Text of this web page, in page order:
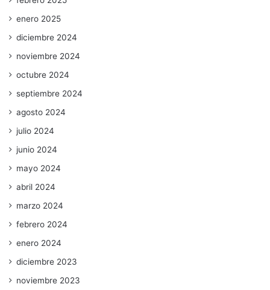
enero 2025
diciembre 2024
noviembre 2024
octubre 2024
septiembre 2024
agosto 2024
julio 2024
junio 2024
mayo 2024
abril 2024
marzo 2024
febrero 2024
enero 2024
diciembre 2023
noviembre 2023